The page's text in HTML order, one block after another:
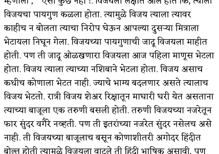
विजयचा पायगुण कळला होता. त्यामुळे विजय त्याला त्यावर
काहीच न बोलता त्याचा निरोप घेऊन आपल्या दुसऱ्या मित्राला
भेटायला निघून गेला. विजयच्या पायगुणाची जादू विजयला माहीत
होती. पण ती जादू ओळखणारा विजयला आज पहिला माणूस भेटला
होता. विजय त्याला त्याच्या नशिबाने भेटला होता. विजय असाच
कधीच कोणाला भेटत नाही. ज्याचे भाग्य बदलणार असते त्यालाच
विजय भेटतो. रात्री विजय शेअर रिक्षातून माघारी घरी येत असताना
त्याच्या बाजूला एक तरुणी बसली होती. तरुणी विजयच्या नजरेतून
फार सुंदर वगैरे नव्हती. पण ती इतरांच्या नजरेत सुंदर नसेलच असे
नाही. ती विजयच्या बाजूलाच बसून कोणाशीतरी अगोदर हिंदीत